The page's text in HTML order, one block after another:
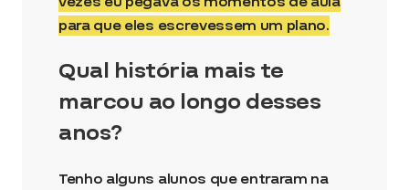
para que eles escrevessem um plano.
Qual história mais te
marcou ao longo desses
anos?
Tenho alguns alunos que entraram na